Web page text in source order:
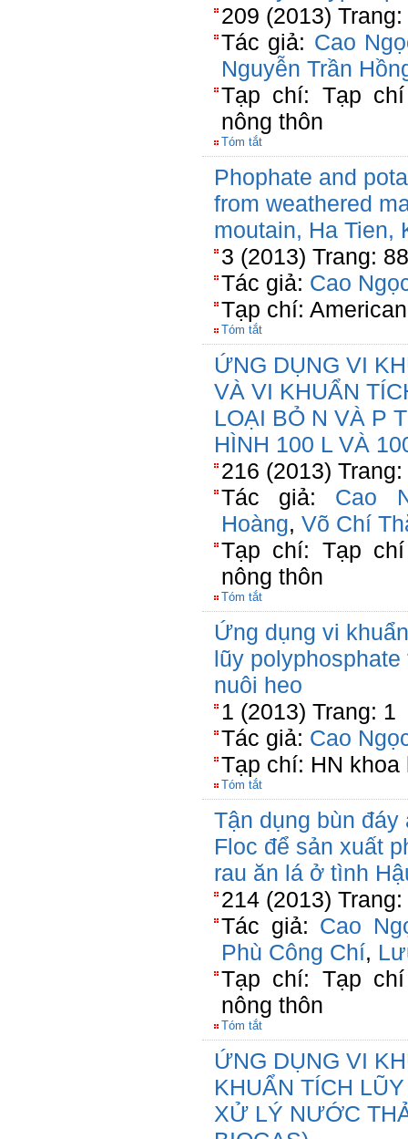
209 (2013) Trang:
Tác giả: Cao
Nguyễn Trần
Tạp chí: Tạp
nông thôn
Tóm tắt
Phophate and
from weathered
moutain, Ha Tien,
3 (2013) Trang: 88
Tác giả: Cao
Tạp chí:
Tóm tắt
ỨNG DỤNG VI
VÀ VI KHUẨN
LOẠI BỎ N VÀ P
HÌNH 100 L VÀ
216 (2013) Trang:
Tác giả: Cao
Hoàng, Võ Chí
Tạp chí: Tạp
nông thôn
Tóm tắt
Ứng dụng vi
lũy
nuôi heo
1 (2013) Trang: 1
Tác giả: Cao
Tạp chí: HN
Tóm tắt
Tận dụng bùn
Floc để sản xuất
rau ăn lá ở tình
214 (2013) Trang:
Tác giả: Cao
Phù Công Chí,
Tạp chí: Tạp
nông thôn
Tóm tắt
ỨNG DỤNG VI
KHUẨN TÍCH
XỬ LÝ NƯỚC